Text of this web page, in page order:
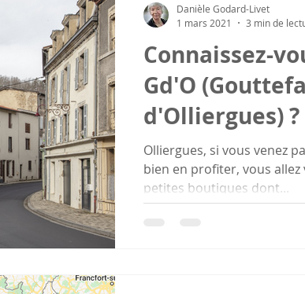
Connaissez-
Gd'O
d'Olliergues) ?
Olliergues, si vous venez
bien en profiter, vous
petites boutiques dont...
Danièle Godard-Livet
1 mars 2021
3 min de